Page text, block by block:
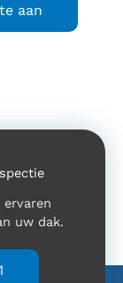
aan
uw dak.